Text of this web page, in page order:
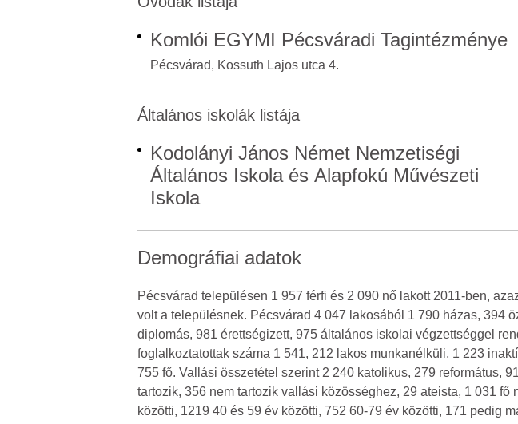
Komlói EGYMI Pécsváradi Tagintézménye
Pécsvárad, Kossuth Lajos utca 4.
Általános iskolák listája
Kodolányi János Német Nemzetiségi
Általános Iskola és Alapfokú Művészeti
Iskola
Demográfiai adatok
Pécsvárad településen 1 957 férfi és 2 090 nő lakott 2011-ben,
volt a településnek. Pécsvárad 4 047 lakosából 1 790 házas, 394
diplomás, 981 érettségizett, 975 általános iskolai végzettséggel
foglalkoztatottak száma 1 541, 212 lakos munkanélküli, 1 223
755 fő. Vallási összetétel szerint 2 240 katolikus, 279 református,
tartozik, 356 nem tartozik vallási közösséghez, 29 ateista, 1 031
közötti, 1219 40 és 59 év közötti, 752 60-79 év közötti, 171 pedig